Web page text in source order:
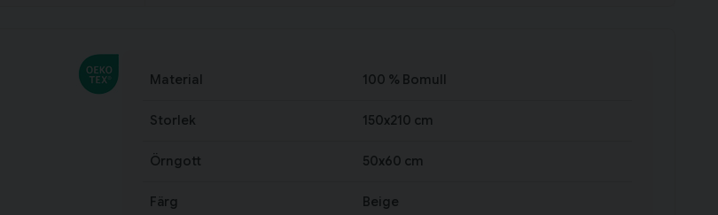
Material 100 % Bomull
Storlek 150x210 cm
Örngott 50x60 cm
Färg Beige